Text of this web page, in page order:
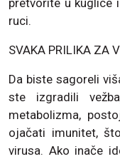
pretvorite u kuglice
ruci.
SVAKA PRILIKA ZA
Da biste sagoreli
ste izgradili
metabolizma,
ojačati imunitet,
virusa. Ako inače